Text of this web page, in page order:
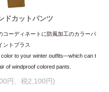
ドカットパンツ
ーディネートに防風加工のカラーパ
ントプラス
color to your winter outfits—which can t
of windproof colored pants.
円、税2,100円)